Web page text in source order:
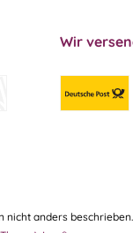
Wir
nicht anders beschrieben.